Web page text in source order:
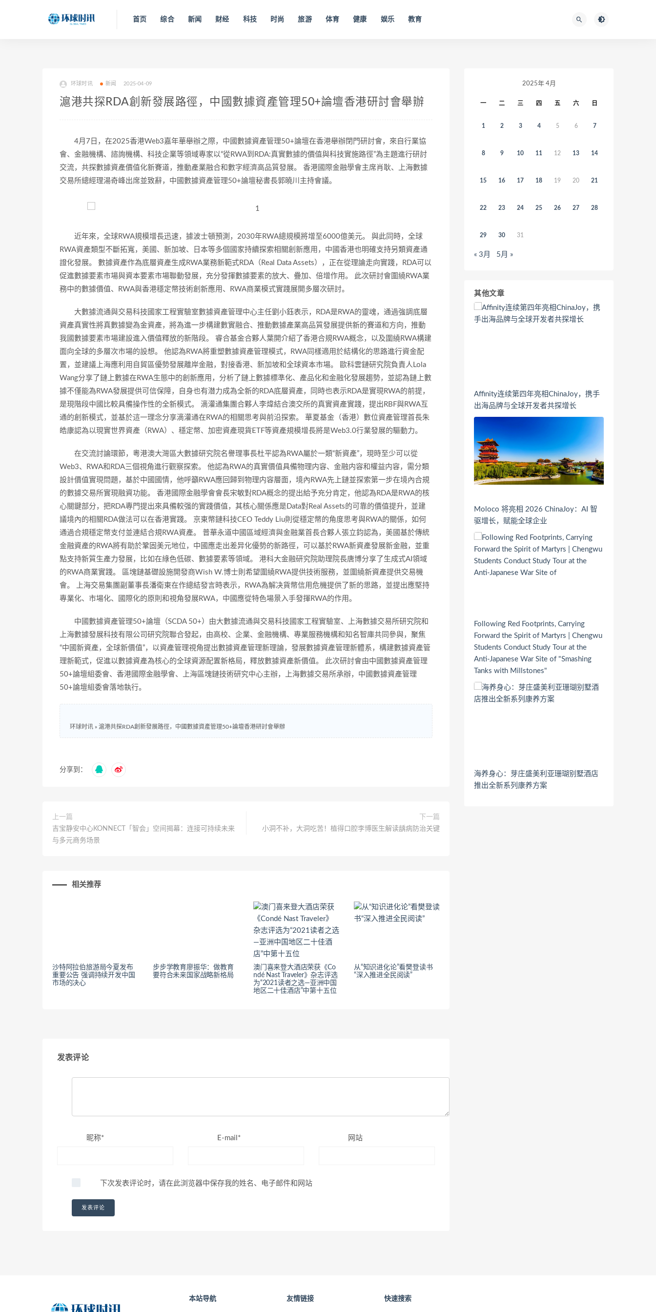
首页 综合 新闻 财经 科技 时尚 旅游 体育 健康 娱乐 教育
环球时讯 新闻 2025-04-09
滬港共探RDA創新發展路徑，中國數據資產管理50+論壇香港研討會舉辦
4月7日，在2025香港Web3嘉年華舉辦之際，中國數據資產管理50+論壇在香港舉辦閉門研討會，來自行業協
會、金融機構、諮詢機構、科技企業等領域專家以“從RWA到RDA:真實數據的價值與科技實施路徑”為主題進行研討
交流，共探數據資產價值化新賽道，推動產業融合和數字經濟高品質發展。 香港國際金融學會主席肖耿、上海數據
交易所總經理湯奇峰出席並致辭，中國數據資產管理50+論壇秘書長郭曉川主持會議。
近年來，全球RWA規模增長迅速，據波士頓預測，2030年RWA總規模將增至6000億美元。 與此同時，全球
RWA資產類型不斷拓寬，美國、新加坡、日本等多個國家持續探索相關創新應用，中國香港也明確支持另類資產通
證化發展。 數據資產作為底層資產生成RWA業務新範式RDA（Real Data Assets），正在從理論走向實踐，RDA可以
促進數據要素市場與資本要素市場聯動發展，充分發揮數據要素的放大、疊加、倍增作用。 此次研討會圍繞RWA業
務中的數據價值、RWA與香港穩定幣技術創新應用、RWA商業模式實踐展開多層次研討。
大數據流通與交易科技國家工程實驗室數據資產管理中心主任劉小鈺表示，RDA是RWA的靈魂，通過強調底層
資產真實性將真數據變為金資產，將為進一步構建數實融合、推動數據產業高品質發展提供新的賽道和方向，推動
我國數據要素市場建設進入價值釋放的新階段。 睿合基金合夥人葉開介紹了香港合規RWA概念，以及圍繞RWA構建
面向全球的多層次市場的設想。 他認為RWA將重塑數據資產管理模式，RWA同樣適用於結構化的思路進行資金配
置，並建議上海應利用自貿區優勢發展離岸金融，對接香港、新加坡和全球資本市場。 歐科雲鏈研究院負責人Lola
Wang分享了鏈上數據在RWA生態中的創新應用，分析了鏈上數據標準化、產品化和金融化發展趨勢，並認為鏈上數
據不僅能為RWA發展提供可信保障，自身也有潜力成為全新的RDA底層資產，同時也表示RDA是實現RWA的前提，
是現階段中國比較具備操作性的全新模式。 滴灌通集團合夥人李煒結合澳交所的真實資產實踐，提出RBF與RWA互
通的創新模式，並基於這一理念分享滴灌通在RWA的相關思考與前沿探索。 華夏基金（香港）數位資產管理首長朱
皓康認為以現實世界資產（RWA）、穩定幣、加密資產現貨ETF等資產規模增長將是Web3.0行業發展的驅動力。
在交流討論環節，粵港澳大灣區大數據研究院名譽理事長杜平認為RWA屬於一類“新資產”，現時至少可以從
Web3、RWA和RDA三個視角進行觀察探索。 他認為RWA的真實價值具備物理内容、金融内容和權益内容，需分類
設計價值實現問題，基於中國國情，他呼籲RWA應回歸到物理内容層面，境內RWA先上鏈並探索第一步在境內合規
的數據交易所實現融資功能。 香港國際金融學會會長宋敏對RDA概念的提出給予充分肯定，他認為RDA是RWA的核
心關鍵部分，把RDA專門提出來具備較强的實踐價值，其核心關係應是Data對Real Assets的可靠的價值提升，並建
議境內的相關RDA做法可以在香港實踐。 京東幣鏈科技CEO Teddy Liu則從穩定幣的角度思考與RWA的關係，如何
通過合規穩定幣支付並連結合規RWA資產。 普華永道中國區域經濟與金融業首長合夥人張立鈞認為，美國基於傳統
金融資產的RWA將有助於鞏固美元地位，中國應走出差异化優勢的新路徑，可以基於RWA新資產發展新金融，並重
點支持新質生產力發展，比如在綠色低碳、數據要素等領域。 港科大金融研究院助理院長唐博分享了生成式AI領域
的RWA商業實踐。 區塊鏈基礎設施開發商Wish W.博士則希望圍繞RWA提供技術服務，並圍繞新資產提供交易機
會。 上海交易集團副董事長潘衛東在作總結發言時表示，RWA為解决貨幣信用危機提供了新的思路，並提出應堅持
專業化、市場化、國際化的原則和視角發展RWA，中國應從特色場景入手發揮RWA的作用。
中國數據資產管理50+論壇（SCDA 50+）由大數據流通與交易科技國家工程實驗室、上海數據交易所研究院和
上海數據發展科技有限公司研究院聯合發起，由高校、企業、金融機構、專業服務機構和知名智庫共同參與，聚焦
“中國新資產，全球新價值”，以資產管理視角提出數據資產管理新理論，發展數據資產管理新體系，構建數據資產管
理新範式，促進以數據資產為核心的全球資源配置新格局，釋放數據資產新價值。 此次研討會由中國數據資產管理
50+論壇組委會、香港國際金融學會、上海區塊鏈技術研究中心主辦，上海數據交易所承辦，中國數據資產管理
50+論壇組委會落地執行。
环球时讯 » 滬港共探RDA創新發展路徑，中國數據資產管理50+論壇香港研討會舉辦
分享到：
上一篇
吉宝静安中心KONNECT「智会」空间揭幕：连接可持续未来
与多元商务场景
下一篇
小洞不补，大洞吃苦！植得口腔李博医生解读龋病防治关键
相关推荐
沙特阿拉伯旅游局今夏发布
重要公告 强调持续开发中国
市场的决心
步步学教育廖振华：做教育
要符合未来国家战略新格局
澳门喜来登大酒店荣获《Co
ndé Nast Traveler》杂志评选
为“2021读者之选—亚洲中国
地区二十佳酒店”中第十五位
从“知识进化论”看樊登读书
“深入推进全民阅读”
发表评论
昵称* E-mail* 网站
下次发表评论时，请在此浏览器中保存我的姓名、电子邮件和网站
2025年 4月
一 二 三 四 五 六 日
1 2 3 4 5 6 7
8 9 10 11 12 13 14
15 16 17 18 19 20 21
22 23 24 25 26 27 28
29 30 31
« 3月 5月 »
其他文章
Affinity连续第四年亮相ChinaJoy，携手
出海品牌与全球开发者共探增长
Moloco 将亮相 2026 ChinaJoy：AI 智
驱增长，赋能全球企业
Following Red Footprints, Carrying
Forward the Spirit of Martyrs | Chengwu
Students Conduct Study Tour at the
Anti-Japanese War Site of "Smashing
Tanks with Millstones"
海养身心：芽庄盛美利亚珊瑚别墅酒店
推出全新系列康养方案
本站导航 友情链接 快速搜索